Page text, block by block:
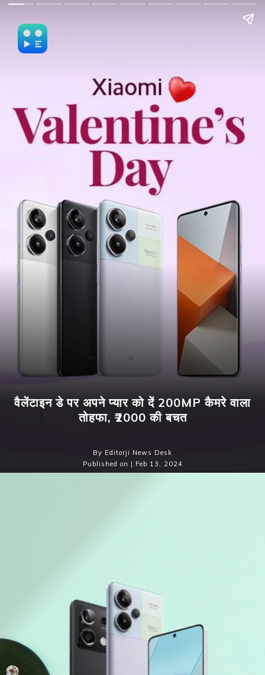
वैलेंटाइन डे पर अपने प्यार को दें 200MP कैमरे वाला
तोहफा, ₹2000 की बचत
By Editorji News Desk
Published on | Feb 13, 2024